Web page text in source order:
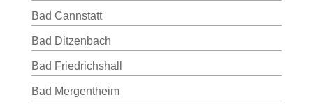
Bad Cannstatt
Bad Ditzenbach
Bad Friedrichshall
Bad Mergentheim